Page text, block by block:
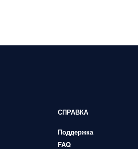
СПРАВКА
Поддержка
FAQ